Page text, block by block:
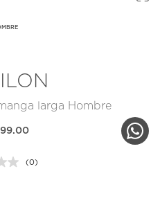
larga Hombre
Sin
(0)